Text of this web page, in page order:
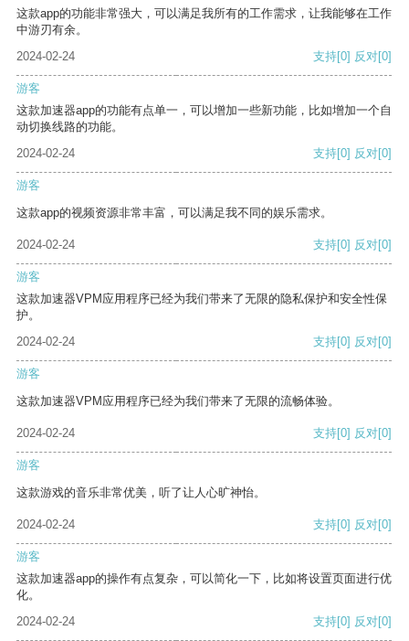
这款app的功能非常强大，可以满足我所有的工作需求，让我能够在工作
中游刃有余。
2024-02-24
支持[0] 反对[0]
游客
这款加速器app的功能有点单一，可以增加一些新功能，比如增加一个自
动切换线路的功能。
2024-02-24
支持[0] 反对[0]
游客
这款app的视频资源非常丰富，可以满足我不同的娱乐需求。
2024-02-24 支持[0] 反对[0]
游客
这款加速器VPM应用程序已经为我们带来了无限的隐私保护和安全性保
护。
2024-02-24
支持[0] 反对[0]
游客
这款加速器VPM应用程序已经为我们带来了无限的流畅体验。
2024-02-24 支持[0] 反对[0]
游客
这款游戏的音乐非常优美，听了让人心旷神怡。
2024-02-24 支持[0] 反对[0]
游客
这款加速器app的操作有点复杂，可以简化一下，比如将设置页面进行优
化。
2024-02-24
支持[0] 反对[0]